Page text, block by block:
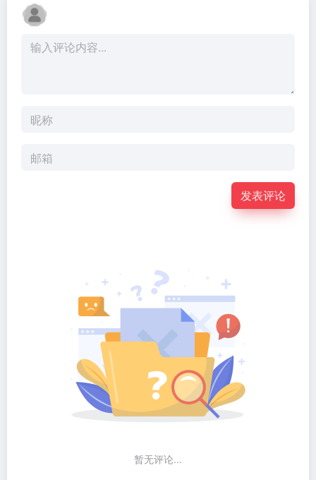
发表评论
暂无评论...